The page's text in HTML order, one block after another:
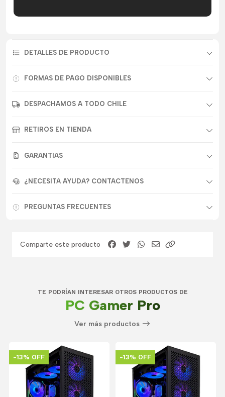
DETALLES DE PRODUCTO
FORMAS DE PAGO DISPONIBLES
DESPACHAMOS A TODO CHILE
RETIROS EN TIENDA
GARANTIAS
¿NECESITA AYUDA? CONTACTENOS
PREGUNTAS FRECUENTES
Comparte este producto
TE PODRÍAN INTERESAR OTROS PRODUCTOS DE
PC Gamer Pro
Ver más productos
-13% OFF -13% OFF